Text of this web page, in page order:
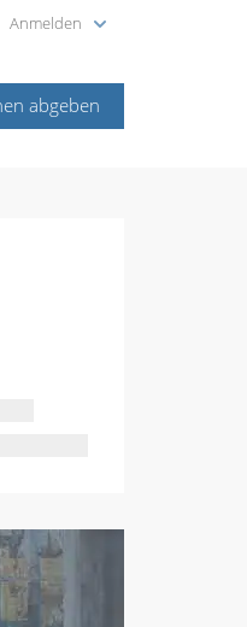
Anmelden
abgeben